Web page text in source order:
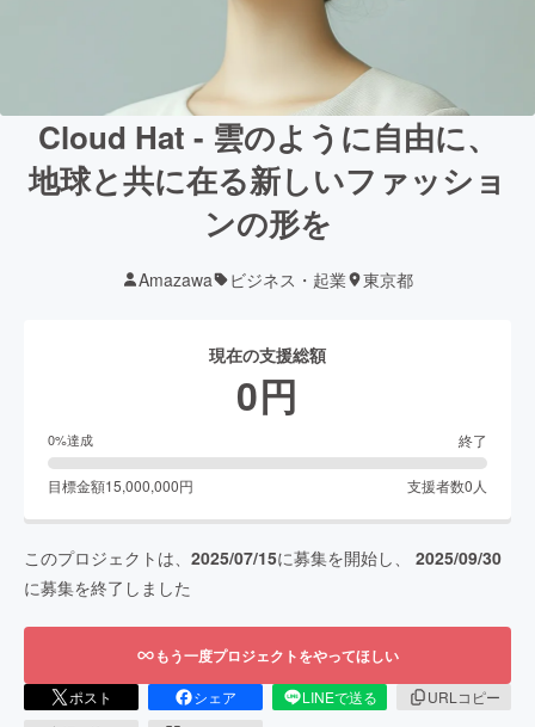
Cloud Hat - 雲のように自由に、
地球と共に在る新しいファッショ
ンの形を
Amazawa ビジネス・起業 東京都
現在の支援総額
0円
0%達成 終了
目標金額15,000,000円 支援者数0 人
このプロジェクトは、 2025/07/15に募集を開始し、 2025/09/30
に募集を終了しました
もう一度プロジェクトをやってほしい
ポスト シェア LINEで送る
URLコピー